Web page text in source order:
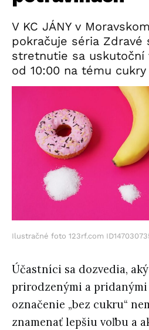
V KC JÁNY v
pokračuje séria Zdravé
stretnutie sa uskutoční
od 10:00 na tému
Ilustračné foto 123rf.com
Účastníci sa dozvedia,
prirodzenými a
označenie „bez cukru“
znamenať lepšiu voľbu a